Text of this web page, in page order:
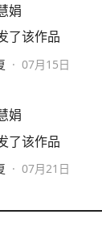
娟
了该作品
· 07月15日
娟
了该作品
· 07月21日